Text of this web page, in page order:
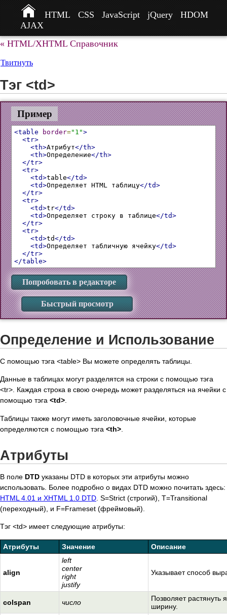
HTML CSS JavaScript jQuery
HDOM
AJAX
« HTML/XHTML Справочник
Твитнуть
Тэг <td>
Пример
<table border="1">
<tr>
<th>Атрибут</th>
<th>Определение</th>
</tr>
<tr>
<td>table</td>
<td>Определяет HTML таблицу</td>
</tr>
<tr>
<td>tr</td>
<td>Определяет строку в таблице</td>
</tr>
<tr>
<td>td</td>
<td>Определяет табличную ячейку</td>
</tr>
</table>
Попробовать в редакторе
Быстрый просмотр
Определение и Использование
С помощью тэга <table> Вы можете определять таблицы.
Данные в таблицах могут разделятся на строки с помощью тэга
<tr>. Каждая строка в свою очередь может разделяться на ячейки с
помощью тэга <td>.
Таблицы также могут иметь заголовочные ячейки, которые
определяются с помощью тэга <th>
Атрибуты
В поле DTD указаны DTD в которых эти атрибуты можно
использовать. Более подробно о видах DTD можно почитать здесь:
HTML 4.01 и XHTML 1.0 DTD . S=Strict (строгий), T=Transitional
(переходный), и F=Frameset (фреймовый).
Тэг <td> имеет следующие атрибуты:
Атрибуты Значение Описание
align
left
center
right
justify
Указывает способ
colspan число
Позволяет растянуть
ширину.